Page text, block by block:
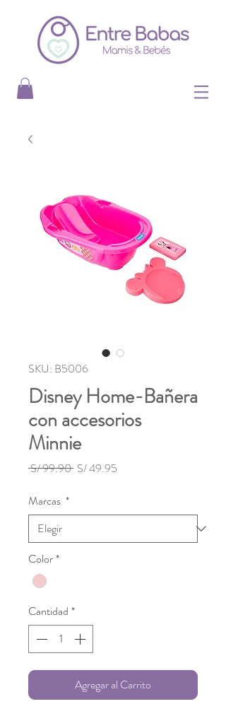
SKU: B5006
Disney Home-Bañera
con accesorios
Minnie
S/ 99.90 Precio
S/ 49.95
Marcas *
Color*
Cantidad *
Agregar al Carrito